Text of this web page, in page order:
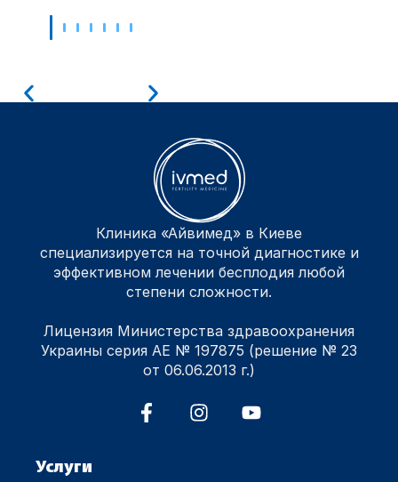
Клиника «Айвимед» в Киеве
специализируется на точной диагностике и
эффективном лечении бесплодия любой
степени сложности.
Лицензия Министерства здравоохранения
Украины серия АЕ № 197875 (решение № 23
от 06.06.2013 г.)
Услуги